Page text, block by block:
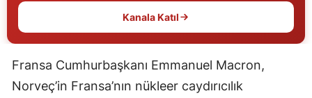
Erzurum
Gaziantep
Kanala Katıl
Fransa Cumhurbaşkanı Emmanuel Macron,
Norveç’in Fransa’nın nükleer caydırıcılık